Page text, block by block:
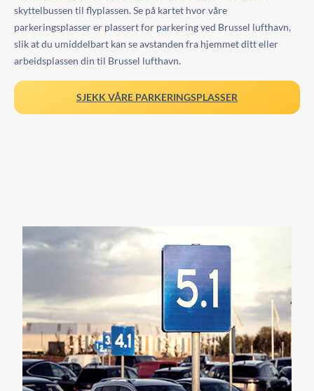
skyttelbussen til flyplassen. Se på kartet hvor våre
parkeringsplasser er plassert for parkering ved Brussel lufthavn,
slik at du umiddelbart kan se avstanden fra hjemmet ditt eller
arbeidsplassen din til Brussel lufthavn.
SJEKK VÅRE PARKERINGSPLASSER